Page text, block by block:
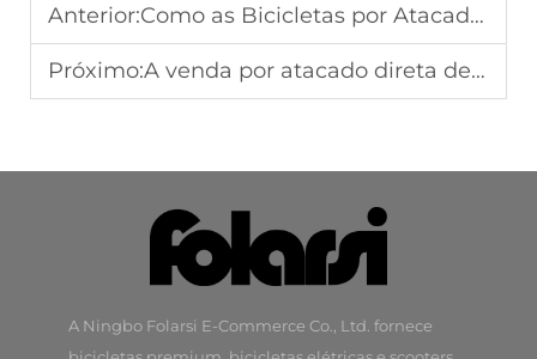
Anterior:Como as Bicicletas por Atacado Baratas à Venda Atendem às Demandas do Mercado
Próximo:A venda por atacado direta de bicicletas da fábrica pode melhorar a eficiência da cadeia de suprimentos?
A Ningbo Folarsi E-Commerce Co., Ltd. fornece